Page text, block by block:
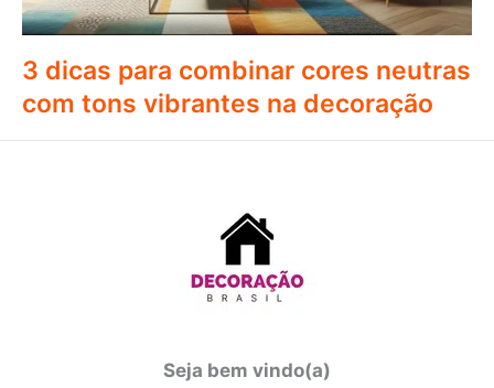
3 dicas para combinar cores neutras
com tons vibrantes na decoração
Seja bem vindo(a)